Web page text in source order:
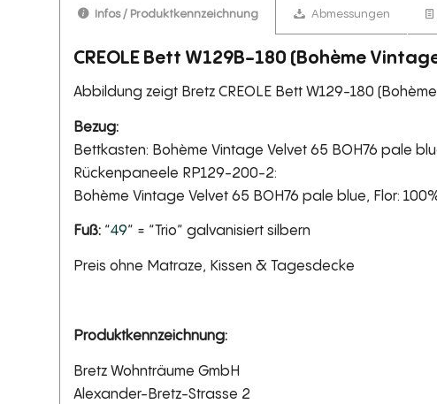
Infos / Produktkennzeichnung Abmessungen
CREOLE Bett W129B-180 (Bohème
Abbildung zeigt Bretz CREOLE Bett W129-180
Bezug:
Bettkasten: Bohème Vintage Velvet 65 BOH76 pale
Rückenpaneele RP129-200-2:
Bohème Vintage Velvet 65 BOH76 pale blue, Flor:
Fuß: “49” = “Trio” galvanisiert silbern
Preis ohne Matraze, Kissen & Tagesdecke
Produktkennzeichnung:
Bretz Wohnträume GmbH
Alexander-Bretz-Strasse 2